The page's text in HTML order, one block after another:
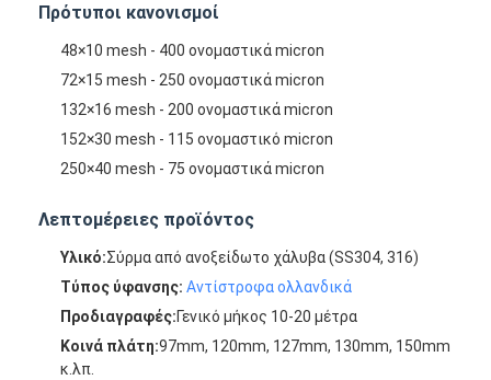
Προϊόντα
Σχετικά με εμάς
Γύρος εργοστασίων
Πρότυποι κανονισμοί
48×10 mesh - 400 ονομαστικά micron
72×15 mesh - 250 ονομαστικά micron
132×16 mesh - 200 ονομαστικά micron
152×30 mesh - 115 ονομαστικό micron
250×40 mesh - 75 ονομαστικά micron
Λεπτομέρειες προϊόντος
Υλικό:Σύρμα από ανοξείδωτο χάλυβα (SS304, 316)
Τύπος ύφανσης: Αντίστροφα ολλανδικά
Προδιαγραφές:Γενικό μήκος 10-20 μέτρα
Κοινά πλάτη:97mm, 120mm, 127mm, 130mm, 150mm
κ.λπ.